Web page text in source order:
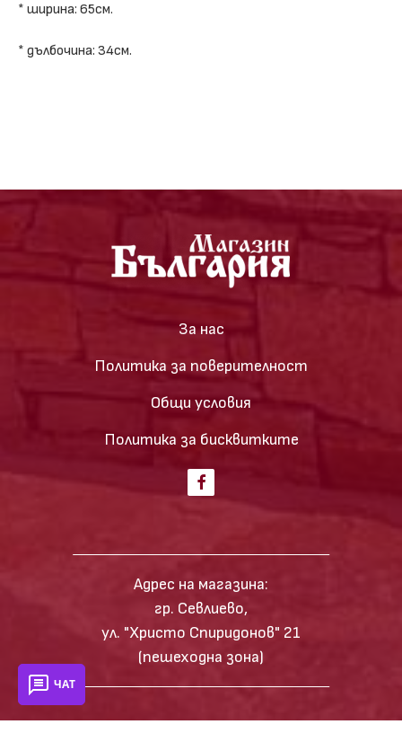
* ширина: 65см.
* дълбочина: 34см.
За нас
Политика за поверителност
Общи условия
Политика за бисквитките
Адрес на магазина:
гр. Севлиево,
ул. "Христо Спиридонов" 21
(пешеходна зона)
ЧАТ